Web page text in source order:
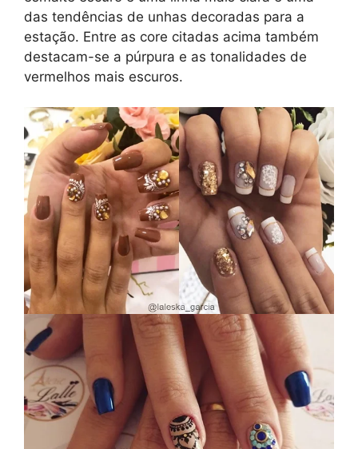
das tendências de unhas decoradas para a
estação. Entre as core citadas acima também
destacam-se a púrpura e as tonalidades de
vermelhos mais escuros.